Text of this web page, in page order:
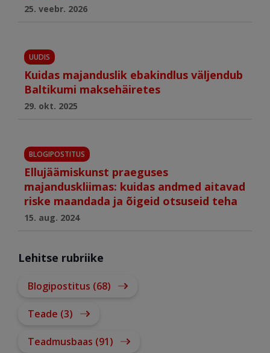
25. veebr. 2026
UUDIS
Kuidas majanduslik ebakindlus väljendub
Baltikumi maksehäiretes
29. okt. 2025
BLOGIPOSTITUS
Ellujäämiskunst praeguses
majanduskliimas: kuidas andmed aitavad
riske maandada ja õigeid otsuseid teha
15. aug. 2024
Lehitse rubriike
Blogipostitus (68)
Teade (3)
Teadmusbaas (91)